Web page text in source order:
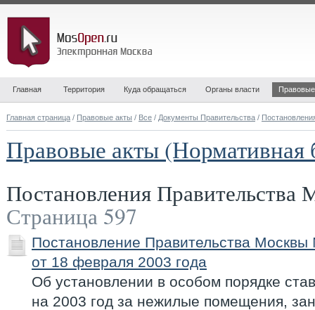
Главная Территория Куда обращаться Органы власти
Главная страница / Правовые акты / Все / Документы Правительства /
Правовые акты (Нормативная
Постановления
Страница 597
Постановление Правительства
от 18 февраля 2003 года
Об установлении в особом порядке
на 2003 год за нежилые помещения,